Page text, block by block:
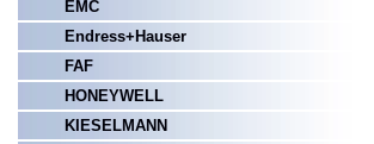
EMC
Endress+Hauser
FAF
HONEYWELL
KIESELMANN